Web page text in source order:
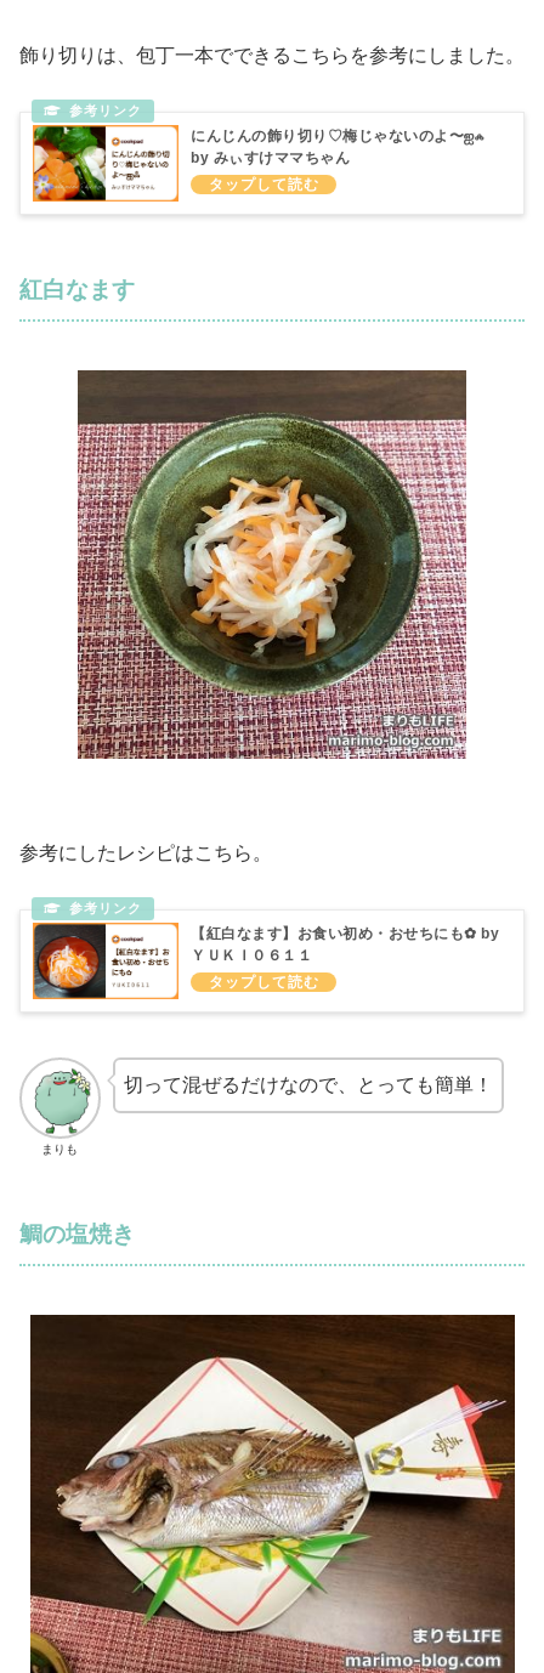
飾り切りは、包丁一本でできるこちらを参考にしました。
にんじんの飾り切り♡梅じゃないのよ〜ஐஃ
by みぃすけママちゃん
紅白なます
参考にしたレシピはこちら。
【紅白なます】お食い初め・おせちにも✿ by
ＹＵＫＩ０６１１
まりも
切って混ぜるだけなので、とっても簡単！
鯛の塩焼き